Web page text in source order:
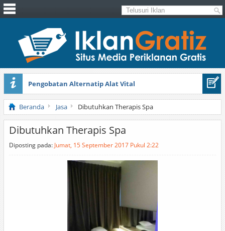
Pengobatan Alternatip Alat Vital
Pita Cantik Pesona
Beranda Jasa Dibutuhkan Therapis Spa
Dibutuhkan Therapis Spa
Diposting pada: Jumat, 15 September 2017 Pukul 2:22